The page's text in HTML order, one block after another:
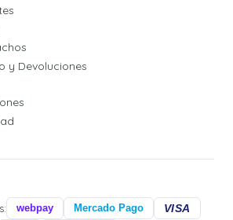
y Devoluciones
webpay Mercado Pago VISA